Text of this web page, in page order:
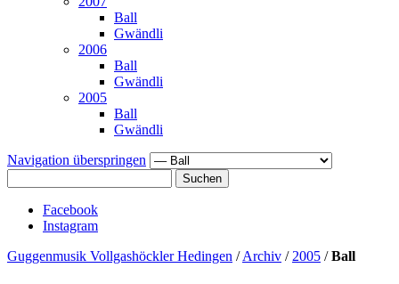
Ball
Gwändli
2006
Ball
Gwändli
2005
Ball
Gwändli
Navigation überspringen
Suchen
Facebook
Instagram
Guggenmusik Vollgashöckler Hedingen /Archiv / 2005 /Ball